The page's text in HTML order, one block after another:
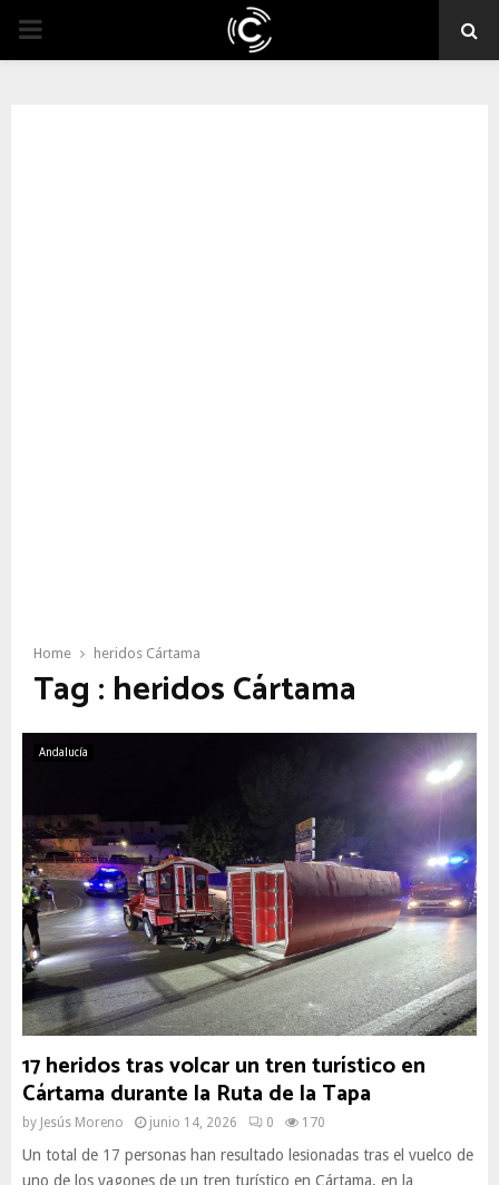
PRIMARY
Home heridos Cártama
Tag : heridos Cártama
Andalucía
17 heridos tras volcar un tren turístico en
Cártama durante la Ruta de la Tapa
by Jesús Moreno junio 14, 2026 0 170
Un total de 17 personas han resultado lesionadas tras el vuelco de
uno de los vagones de un tren turístico en Cártama, en la